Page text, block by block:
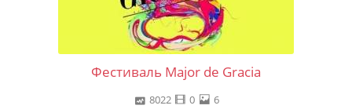
Фестиваль Major de Gracia
8022 0 6